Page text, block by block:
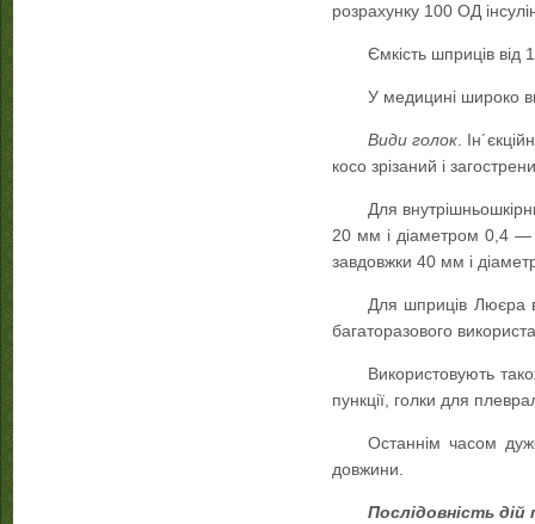
розрахунку 100 ОД
Ємкість шприців від
У медицині широко
Види голок.
косо зрізаний і
Для
20 мм і діаметром 0,4 —
завдовжки 40 мм і
Для шприців Люєра
багаторазового
Використовують
пункції, голки для
Останнім часом
довжини.
Послідовність дій